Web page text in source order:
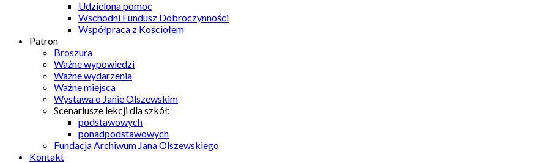
Udzielona pomoc
Wschodni Fundusz Dobroczynności
Współpraca z Kościołem
Patron
Broszura
Ważne wypowiedzi
Ważne wydarzenia
Ważne miejsca
Wystawa o Janie Olszewskim
Scenariusze lekcji dla szkół:
podstawowych
ponadpodstawowych
Fundacja Archiwum Jana Olszewskiego
Kontakt